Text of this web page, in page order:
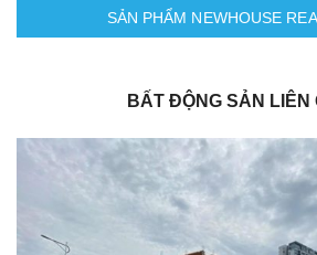
SẢN PHẨM NEWHOUSE
BẤT ĐỘNG SẢN LIÊN